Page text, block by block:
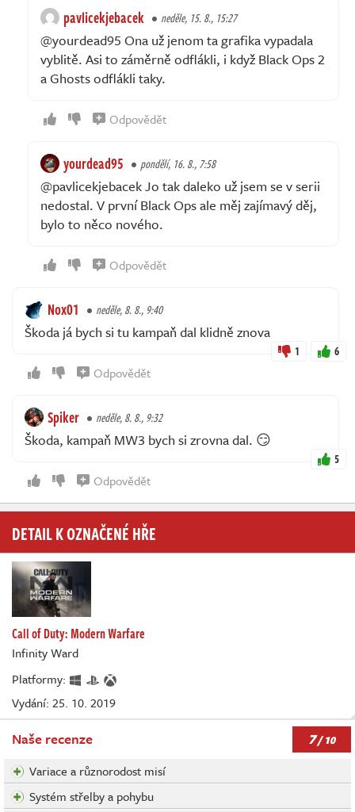
pavlicekjebacek neděle, 15. 8., 15:27
@yourdead95 Ona už jenom ta grafika vypadala
vyblitě. Asi to záměrně odflákli, i když Black Ops 2
a Ghosts odflákli taky.
Odpovědět
yourdead95 pondělí, 16. 8., 7:58
@pavlicekjebacek Jo tak daleko už jsem se v serii
nedostal. V první Black Ops ale měj zajímavý děj,
bylo to něco nového.
Odpovědět
Nox01 neděle, 8. 8., 9:40
Škoda já bych si tu kampaň dal klidně znova
1 6
Odpovědět
Spiker neděle, 8. 8., 9:32
Škoda, kampaň MW3 bych si zrovna dal. 😏
5
Odpovědět
DETAIL K OZNAČENÉ HŘE
Call of Duty: Modern Warfare
Infinity Ward
Platformy:
Vydání: 25. 10. 2019
Naše recenze 7/ 10
Variace a různorodost misí
Systém střelby a pohybu